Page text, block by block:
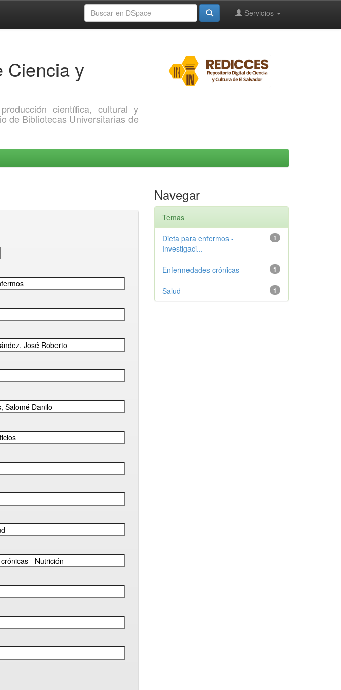
Servicios
Ciencia y
científica, cultural y
de Bibliotecas Universitarias de
Navegar
Temas
1
Dieta para enfermos -
Investigaci...
1
Enfermedades crónicas
1
Salud